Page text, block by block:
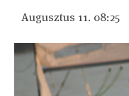
Augusztus 11. 08:25